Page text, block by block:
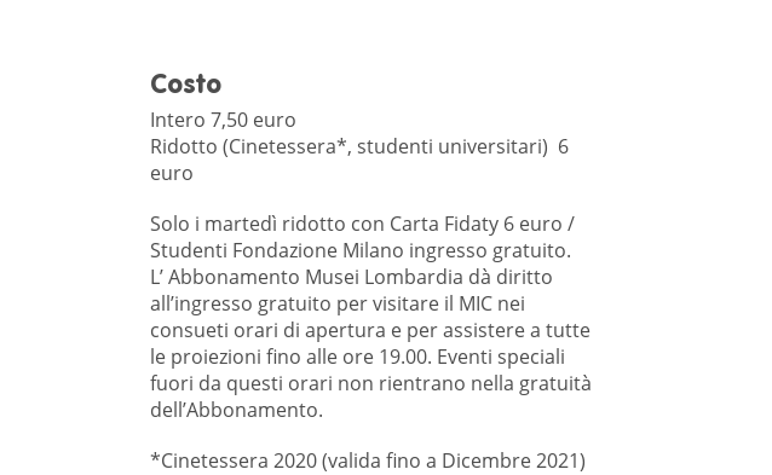
Costo
Intero 7,50 euro
Ridotto (Cinetessera*, studenti universitari) 6
euro
Solo i martedì ridotto con Carta Fidaty 6 euro /
Studenti Fondazione Milano ingresso gratuito.
L’ Abbonamento Musei Lombardia dà diritto
all’ingresso gratuito per visitare il MIC nei
consueti orari di apertura e per assistere a tutte
le proiezioni fino alle ore 19.00. Eventi speciali
fuori da questi orari non rientrano nella gratuità
dell’Abbonamento.
*Cinetessera 2020 (valida fino a Dicembre 2021)